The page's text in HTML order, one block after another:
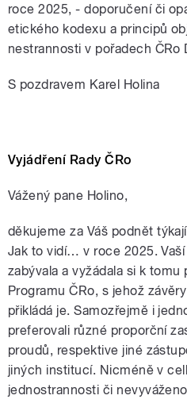
roce 2025, - doporučení či
etického kodexu a principů
nestrannosti v pořadech ČRo
S pozdravem Karel Holina
Vyjádření Rady ČRo
Vážený pane Holino,
děkujeme za Váš podnět
Jak to vidí… v roce 2025.
zabývala a vyžádala si k
Programu ČRo, s jehož
přikládá je. Samozřejmě i
preferovali různé proporční
proudů, respektive jiné
jiných institucí. Nicméně v
jednostrannosti či